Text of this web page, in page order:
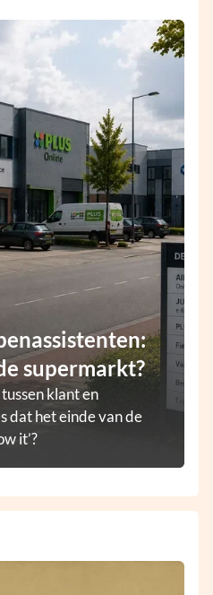
supermarkt?
klant en
dat het einde van de
it’?